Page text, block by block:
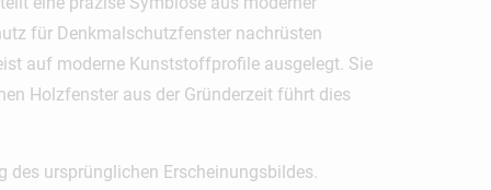
für Denkmalschutzfenster nachrüsten
auf moderne Kunststoffprofile ausgelegt. Sie
Holzfenster aus der Gründerzeit führt dies
ursprünglichen Erscheinungsbildes.